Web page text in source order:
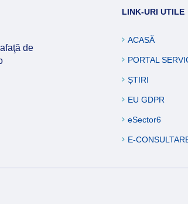
de
LINK-URI UTILE
ACASĂ
PORTAL
ȘTIRI
EU GDPR
eSector6
E-